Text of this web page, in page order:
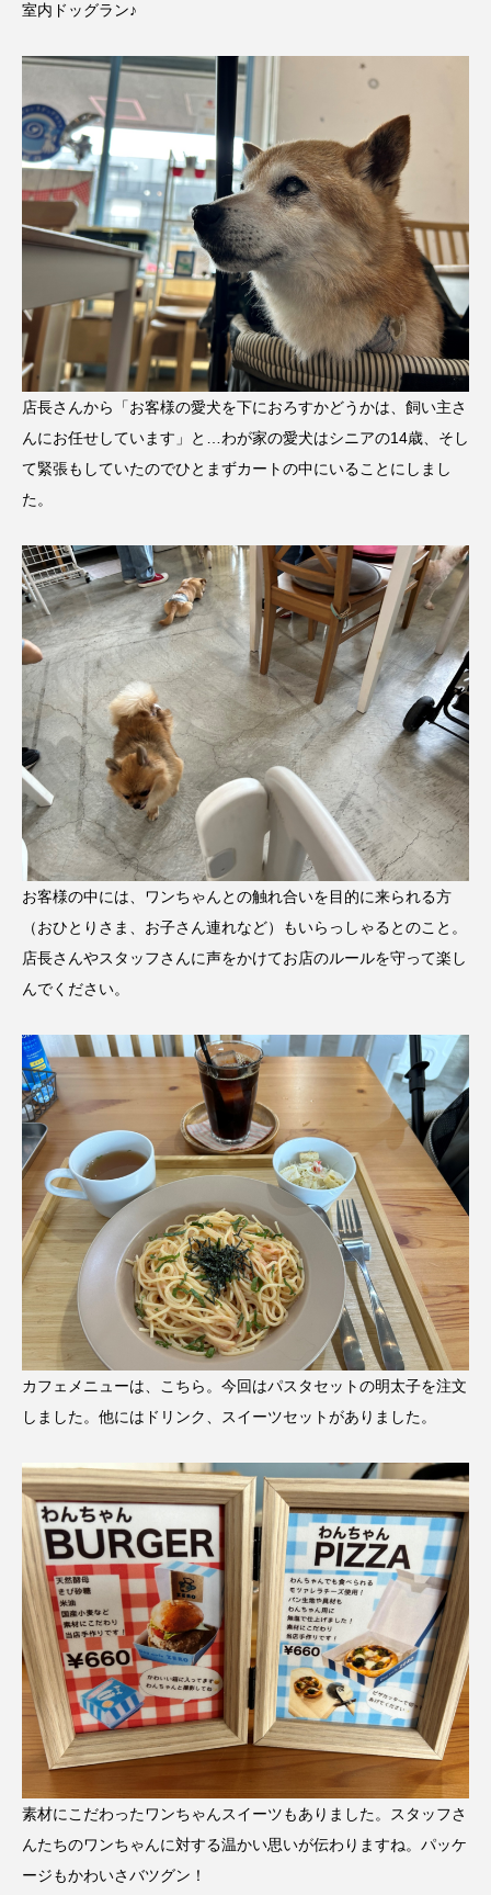
室内ドッグラン♪
店長さんから「お客様の愛犬を下におろすかどうかは、飼い主さ
んにお任せしています」と…わが家の愛犬はシニアの14歳、そし
て緊張もしていたのでひとまずカートの中にいることにしまし
た。
お客様の中には、ワンちゃんとの触れ合いを目的に来られる方
（おひとりさま、お子さん連れなど）もいらっしゃるとのこと。
店長さんやスタッフさんに声をかけてお店のルールを守って楽し
んでください。
カフェメニューは、 こちら。今回はパスタセットの明太子を注文
しました。他にはドリンク、スイーツセットがありました。
素材にこだわったワンちゃんスイーツもありました。スタッフさ
んたちのワンちゃんに対する温かい思いが伝わりますね。パッケ
ージもかわいさバツグン！